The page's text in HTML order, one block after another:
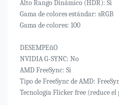
Alto Rango Dinámico (HDR): Si
Gama de colores estándar: sRGB
Gama de colores: 100
DESEMPEñO
NVIDIA G-SYNC: No
AMD FreeSync: Si
Tipo de FreeSync de AMD:
Tecnología Flicker free (reduce